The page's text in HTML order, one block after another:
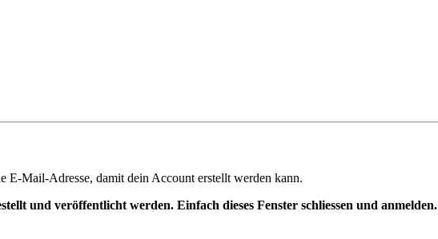
E-Mail-Adresse, damit dein Account erstellt werden kann.
und veröffentlicht werden. Einfach dieses Fenster schliessen und anmelden.